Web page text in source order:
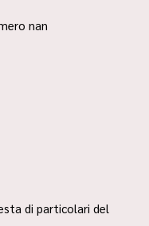
nan
di particolari del